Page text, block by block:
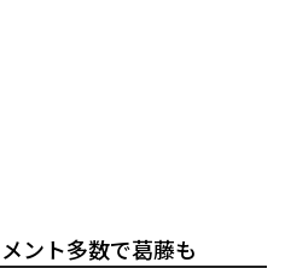
ント多数で葛藤も